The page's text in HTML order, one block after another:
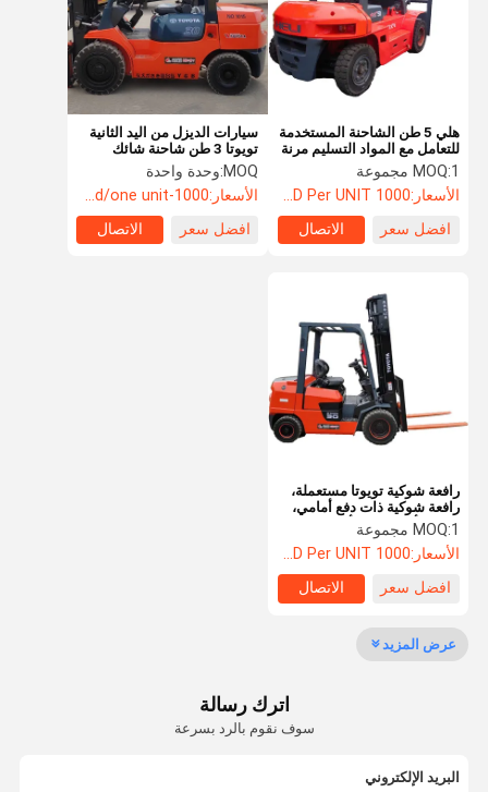
هلي 5 طن الشاحنة المستخدمة
للتعامل مع المواد التسليم مرنة
وسريعة
MOQ:1 مجموعة
الأسعار:1000 USD Per UNIT
افضل سعر
الاتصال
سيارات الديزل من اليد الثانية
تويوتا 3 طن شاحنة شائك
مستوى قياسي مع الصخرة
الحاوية
MOQ: وحدة واحدة
الأسعار:1000-2000usd/one unit
افضل سعر
الاتصال
رافعة شوكية تويوتا مستعملة،
رافعة شوكية ذات دفع أمامي،
بناء المزرعة
MOQ:1 مجموعة
الأسعار:1000 USD Per UNIT
افضل سعر
الاتصال
عرض المزيد
اترك رسالة
سوف نقوم بالرد بسرعة
البريد الإلكتروني